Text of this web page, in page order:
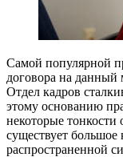
Самой популярной
договора на данный
Отдел кадров
этому основанию
некоторые тонкости
существует большое
распространенной